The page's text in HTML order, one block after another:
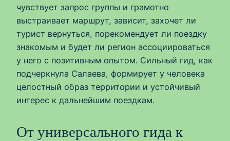
чувствует запрос группы и грамотно
выстраивает маршрут, зависит, захочет ли
турист вернуться, порекомендует ли поездку
знакомым и будет ли регион ассоциироваться
у него с позитивным опытом. Сильный гид, как
подчеркнула Салаева, формирует у человека
целостный образ территории и устойчивый
интерес к дальнейшим поездкам.
От универсального гида к